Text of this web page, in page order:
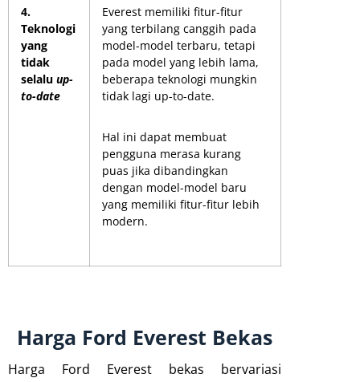
4.
Teknologi
yang
tidak
selalu up-
to-date
Everest memiliki fitur-fitur
yang terbilang canggih pada
model-model terbaru, tetapi
pada model yang lebih lama,
beberapa teknologi mungkin
tidak lagi up-to-date.
Hal ini dapat membuat
pengguna merasa kurang
puas jika dibandingkan
dengan model-model baru
yang memiliki fitur-fitur lebih
modern.
Harga Ford Everest Bekas
Harga Ford Everest bekas bervariasi